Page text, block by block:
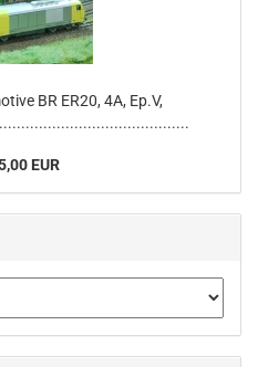
BR ER20, 4A, Ep.V,
EUR